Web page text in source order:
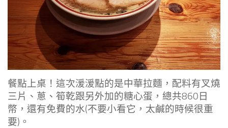
餐點上桌！這次湲湲點的是中華拉麵，配料有叉燒
三片、蔥、筍乾跟另外加的糖心蛋，總共860日
幣，還有免費的水(不要小看它，太鹹的時候很重
要)。